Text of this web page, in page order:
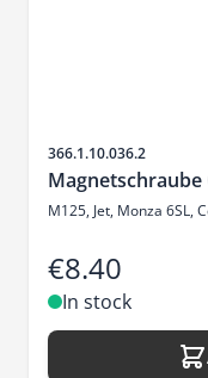
Sku
366.1.10.036.2
M125, Jet, Monza 6SL,
€8.40
In stock